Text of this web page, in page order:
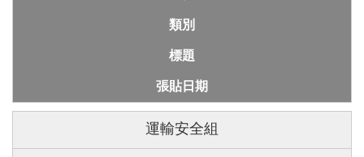
類別
標題
張貼日期
運輸安全組